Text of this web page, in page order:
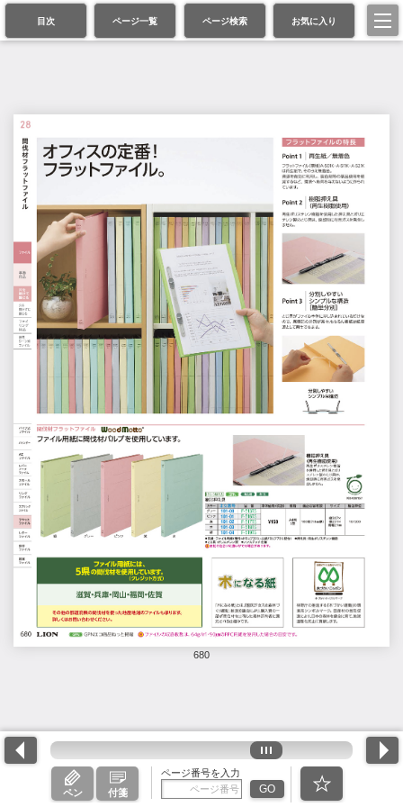
目次 ページ一覧 ページ検索 お気に入り
680
ペン 付箋
ページ番号を入力
GO